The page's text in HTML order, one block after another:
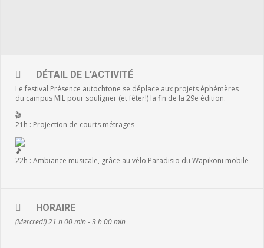
DÉTAIL DE L'ACTIVITÉ
Le festival Présence autochtone se déplace aux projets éphémères
du campus MIL pour souligner (et fêter!) la fin de la 29e édition.
🎬
21h : Projection de courts métrages
22h : Ambiance musicale, grâce au vélo Paradisio du Wapikoni mobile
HORAIRE
(Mercredi) 21 h 00 min - 3 h 00 min